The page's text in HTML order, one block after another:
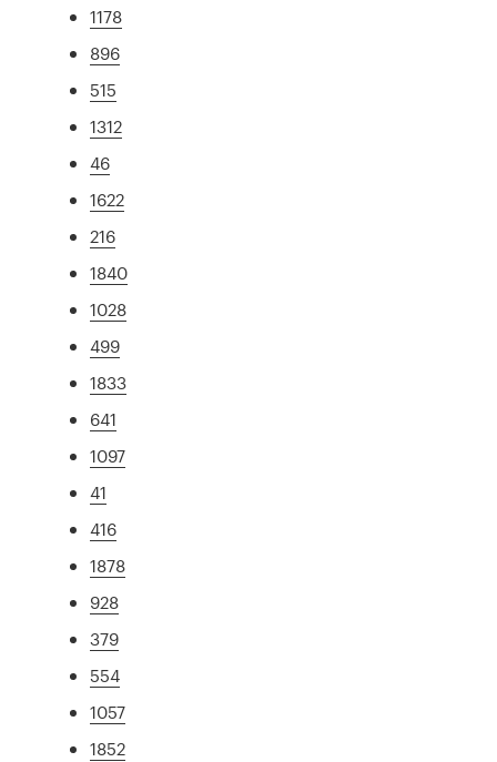
1178
896
515
1312
46
1622
216
1840
1028
499
1833
641
1097
41
416
1878
928
379
554
1057
1852